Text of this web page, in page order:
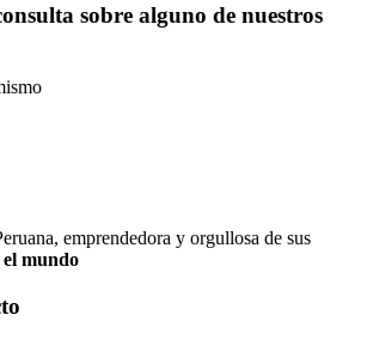
sobre alguno de nuestros
emprendedora y orgullosa de sus
mundo